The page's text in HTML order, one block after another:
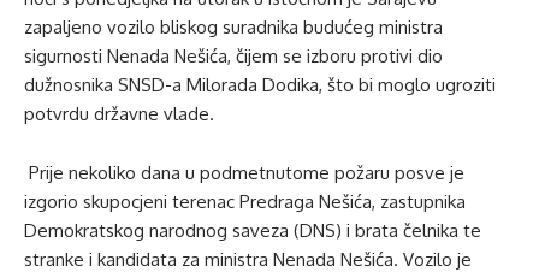
zapaljeno vozilo bliskog suradnika budućeg ministra
sigurnosti Nenada Nešića, čijem se izboru protivi dio
dužnosnika SNSD-a Milorada Dodika, što bi moglo ugroziti
potvrdu državne vlade.
Prije nekoliko dana u podmetnutome požaru posve je
izgorio skupocjeni terenac Predraga Nešića, zastupnika
Demokratskog narodnog saveza (DNS) i brata čelnika te
stranke i kandidata za ministra Nenada Nešića. Vozilo je